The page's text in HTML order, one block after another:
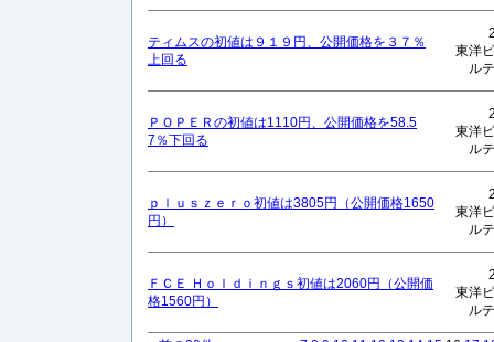
ティムスの初値は９１９円、公開価格を３７％
上回る
東洋
ル
ＰＯＰＥＲの初値は1110円、公開価格を58.5
7％下回る
東洋
ル
ｐｌｕｓｚｅｒｏ初値は3805円（公開価格1650
円）
東洋
ル
ＦＣＥ Ｈｏｌｄｉｎｇｓ初値は2060円（公開価
格1560円）
東洋
ル